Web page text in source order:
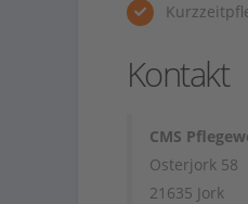
Kontakt
CMS
Osterjork 58
21635 Jork